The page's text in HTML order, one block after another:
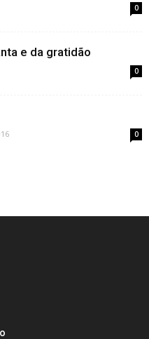
0
e da gratidão
0
0